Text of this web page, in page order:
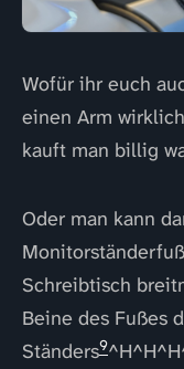
Wofür ihr euch
einen Arm
kauft man billig
Oder man kann
Schreibtisch
Beine des Fußes
Ständers9